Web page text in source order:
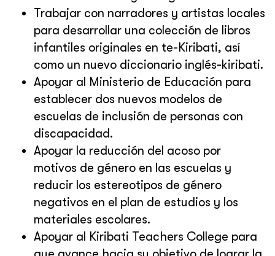
Trabajar con narradores y artistas locales
para desarrollar una colección de libros
infantiles originales en te-Kiribati, así
como un nuevo diccionario inglés-kiribati.
Apoyar al Ministerio de Educación para
establecer dos nuevos modelos de
escuelas de inclusión de personas con
discapacidad.
Apoyar la reducción del acoso por
motivos de género en las escuelas y
reducir los estereotipos de género
negativos en el plan de estudios y los
materiales escolares.
Apoyar al Kiribati Teachers College para